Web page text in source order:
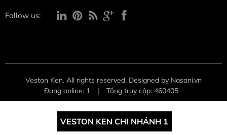
Follow us:
Veston Ken. All rights reserved. Designed by Nasani.vn
Đang online: 1
| Tổng truy cập: 460405
VESTON KEN CHI NHÁNH 1